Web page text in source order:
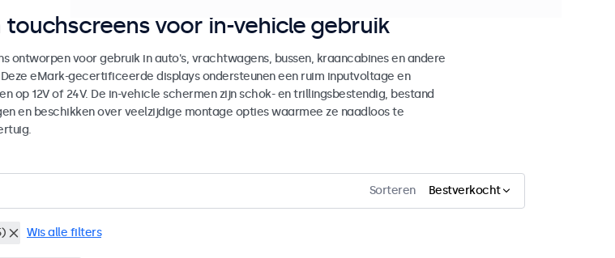
voor in-vehicle gebruik
ontworpen voor gebruik in auto's, vrachtwagens, bussen, kraancabines en andere
eMark-gecertificeerde displays ondersteunen een ruim inputvoltage en
op 12V of 24V. De in-vehicle schermen zijn schok- en trillingsbestendig, bestand
en beschikken over veelzijdige montage opties waarmee ze naadloos te
Sorteren Bestverkocht
Wis alle filters